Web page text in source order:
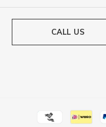
CALL US